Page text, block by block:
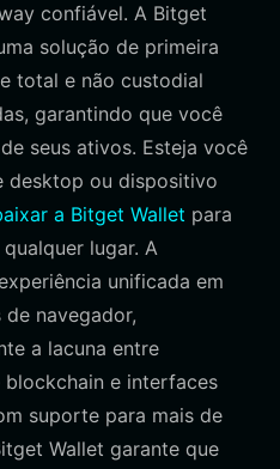
confiável. A Bitget
solução de primeira
total e não custodial
garantindo que você
seus ativos. Esteja você
desktop ou dispositivo
a Bitget Wallet para
lugar. A
unificada em
de navegador,
a lacuna entre
e interfaces
suporte para mais de
Wallet garante que